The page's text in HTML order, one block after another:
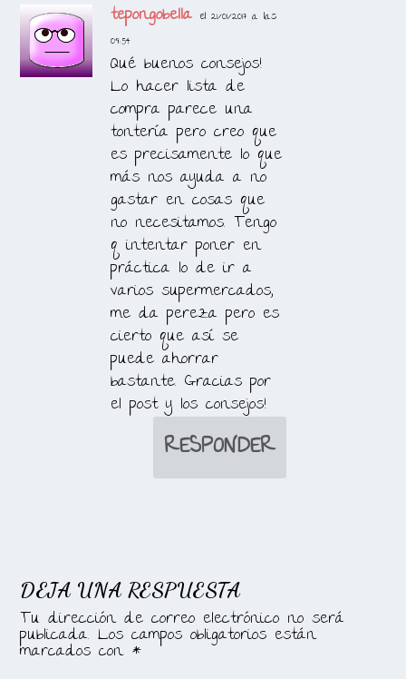
tepongobella el 21/01/2017 a las
09:54
Qué buenos consejos!
Lo hacer lista de
compra parece una
tontería pero creo que
es precisamente lo que
más nos ayuda a no
gastar en cosas que
no necesitamos. Tengo
q intentar poner en
práctica lo de ir a
varios supermercados,
me da pereza pero es
cierto que así se
puede ahorrar
bastante. Gracias por
el post y los consejos!
RESPONDER
DEJA UNA RESPUESTA
Tu dirección de correo electrónico no será
publicada. Los campos obligatorios están
marcados con *